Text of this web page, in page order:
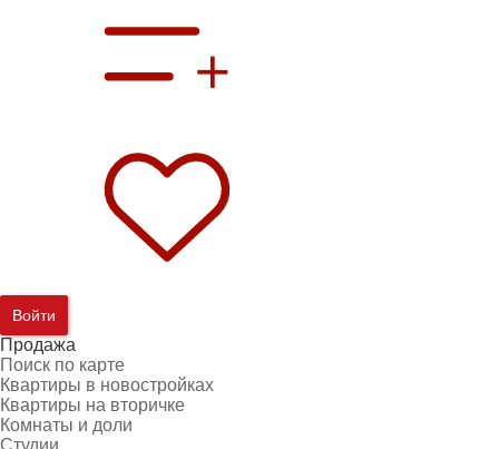
Войти
Продажа
Поиск по карте
Квартиры в новостройках
Квартиры на вторичке
Комнаты и доли
Студии